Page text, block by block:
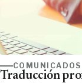
COMUNICADOS
Traducción